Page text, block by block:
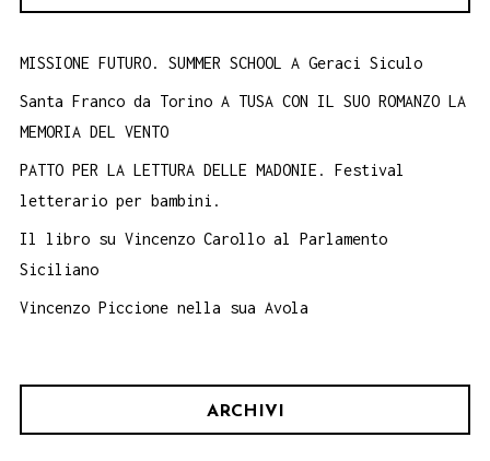
MISSIONE FUTURO. SUMMER SCHOOL A Geraci Siculo
Santa Franco da Torino A TUSA CON IL SUO ROMANZO LA
MEMORIA DEL VENTO
PATTO PER LA LETTURA DELLE MADONIE. Festival
letterario per bambini.
Il libro su Vincenzo Carollo al Parlamento
Siciliano
Vincenzo Piccione nella sua Avola
ARCHIVI